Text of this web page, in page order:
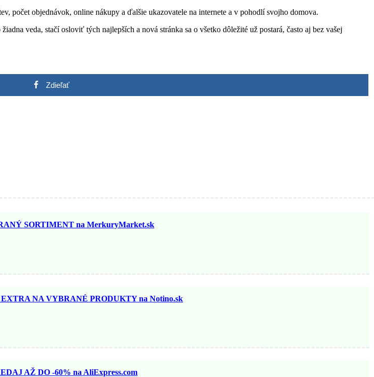
počet objednávok, online nákupy a ďalšie ukazovatele na internete a v pohodlí svojho domova.
veda, stačí osloviť tých najlepších a nová stránka sa o všetko dôležité už postará, často aj bez vašej
Zdieľať
SORTIMENT na MerkuryMarket.sk
NA VYBRANÉ PRODUKTY na Notino.sk
AŽ DO -60% na AliExpress.com